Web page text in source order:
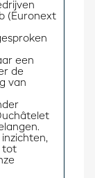
(Euronext
een
de
van
tot